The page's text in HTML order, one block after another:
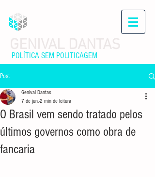
POLÍTICA SEM POLITICAGEM
Post
O Brasil vem sendo tratado pelos
últimos governos como obra de
fancaria
Genival Dantas
7 de jun.2 min de leitura